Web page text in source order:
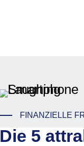
FINANZIELLE
Die 5